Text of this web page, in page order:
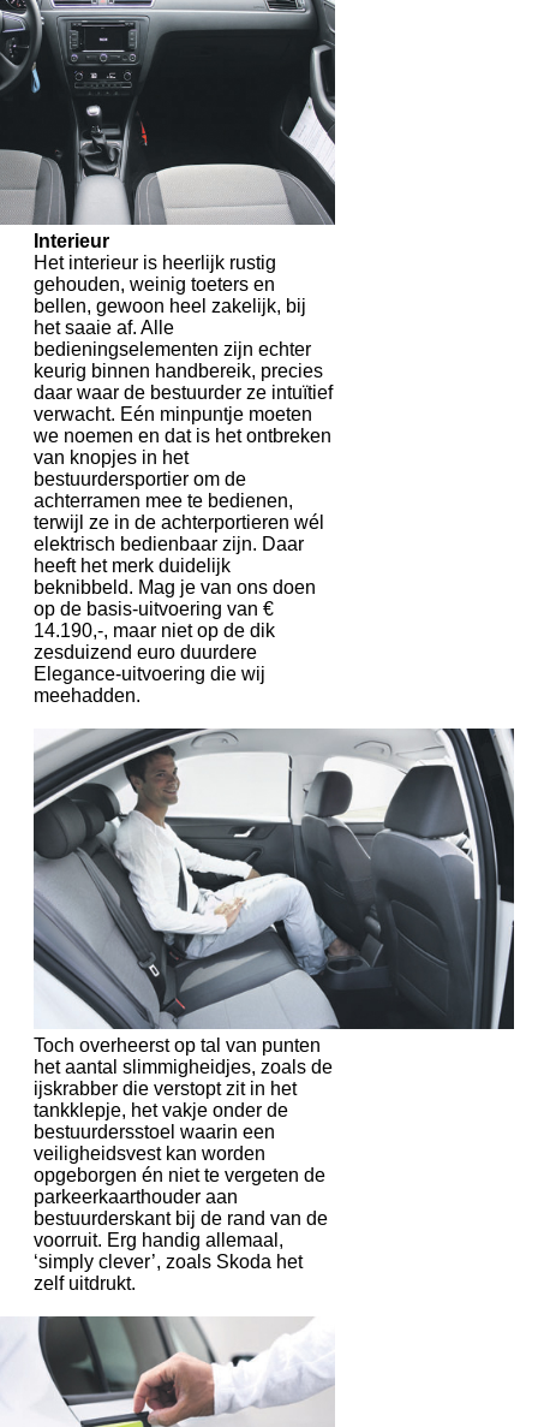
Interieur
Het interieur is heerlijk rustig
gehouden, weinig toeters en
bellen, gewoon heel zakelijk, bij
het saaie af. Alle
bedieningselementen zijn echter
keurig binnen handbereik, precies
daar waar de bestuurder ze intuïtief
verwacht. Eén minpuntje moeten
we noemen en dat is het ontbreken
van knopjes in het
bestuurdersportier om de
achterramen mee te bedienen,
terwijl ze in de achterportieren wél
elektrisch bedienbaar zijn. Daar
heeft het merk duidelijk
beknibbeld. Mag je van ons doen
op de basis-uitvoering van €
14.190,-, maar niet op de dik
zesduizend euro duurdere
Elegance-uitvoering die wij
meehadden.
Toch overheerst op tal van punten
het aantal slimmigheidjes, zoals de
ijskrabber die verstopt zit in het
tankklepje, het vakje onder de
bestuurdersstoel waarin een
veiligheidsvest kan worden
opgeborgen én niet te vergeten de
parkeerkaarthouder aan
bestuurderskant bij de rand van de
voorruit. Erg handig allemaal,
‘simply clever’, zoals Skoda het
zelf uitdrukt.